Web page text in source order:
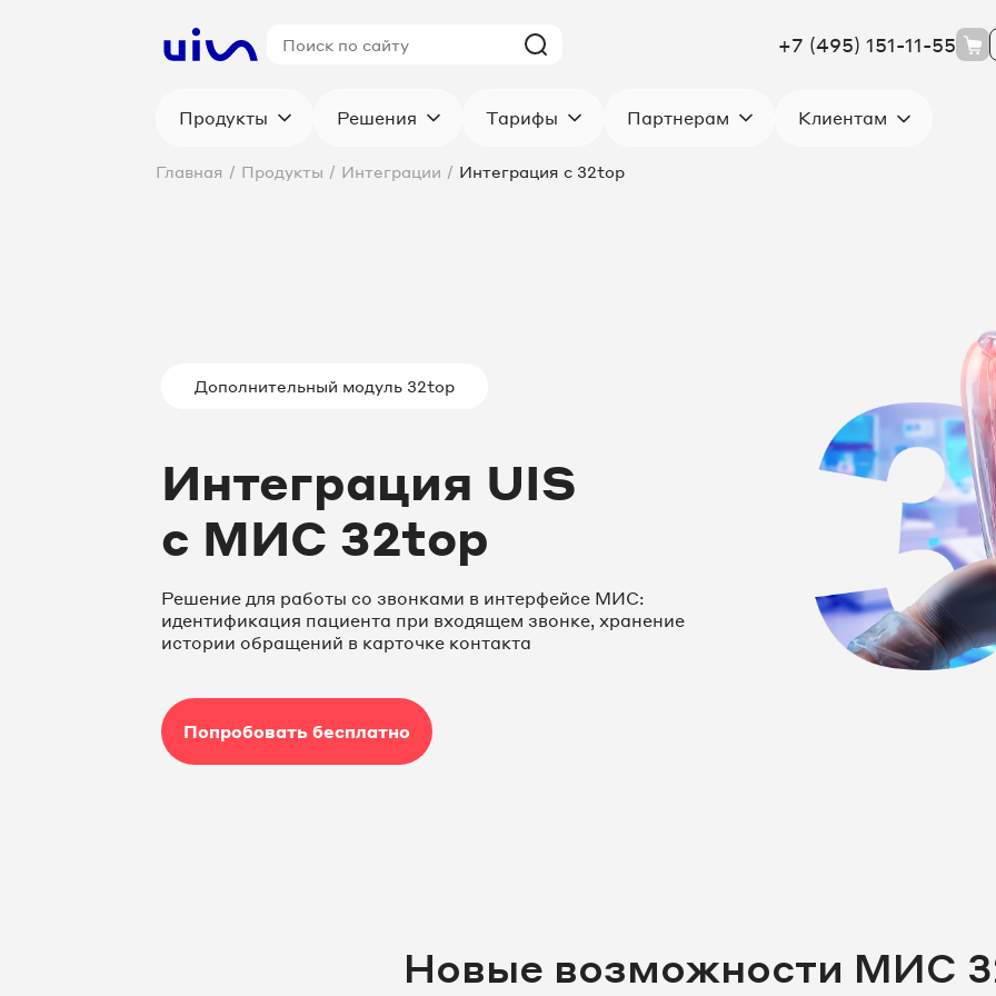
+7 (495) 151-11-55
Продукты Решения Тарифы Партнерам Клиентам
Главная / Продукты / Интеграции / Интеграция с 32top
Дополнительный модуль 32top
Интеграция UIS
с МИС 32top
Решение для работы со звонками в интерфейсе МИС:
идентификация пациента при входящем звонке, хранение
истории обращений в карточке контакта
Попробовать бесплатно
Новые возможности МИС